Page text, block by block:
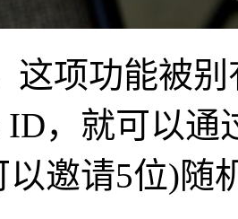
项功能被别
ID，就可以通
以邀请5位)随